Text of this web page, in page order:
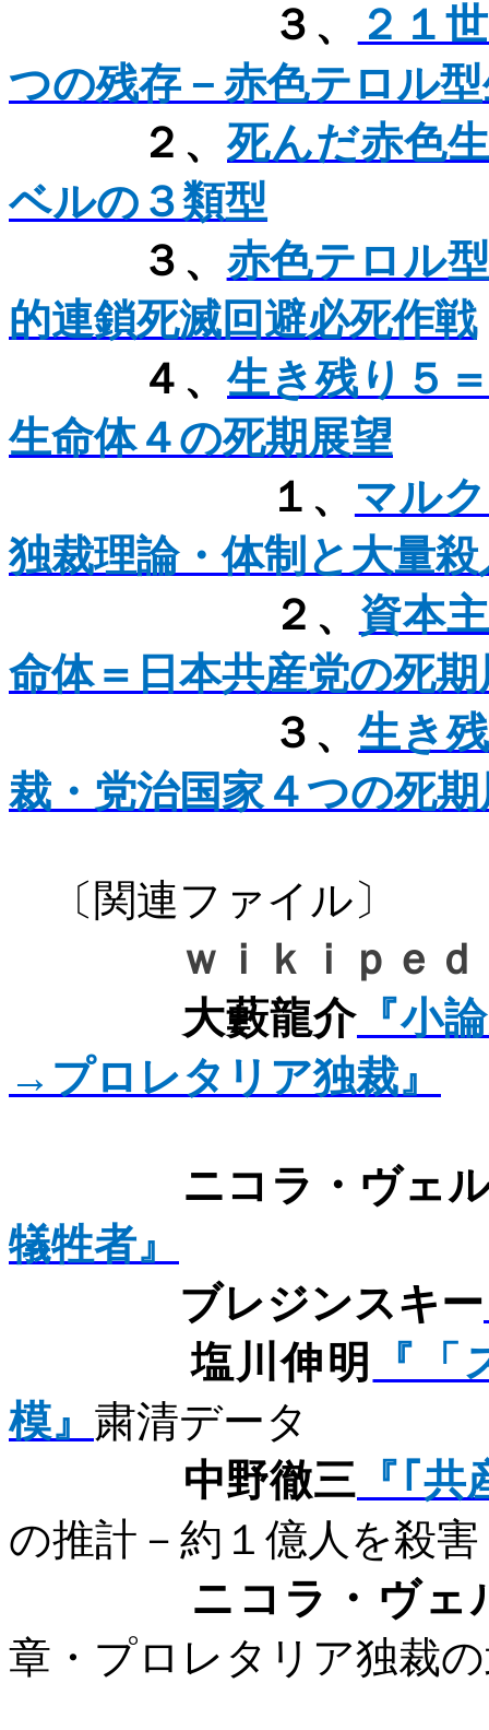
３、
２１
つの残存－赤色テロル
２、死んだ赤色
ベルの３類型
３、 赤色テロル
的連鎖死滅回避必死作戦
４、生き残り５
生命体４の死期展望
１、 マル
独裁理論・体制と大量
２、 資本
命体＝日本共産党の死期
３、生き
裁・党治国家４つの死
〔関連ファ
ｗｉｋｉｐｅ
大藪龍介『小
→プロレタリア独裁』
ニコラ・ヴェ
犠牲者』
ブレジンスキー
塩川伸明
『
模』 粛清データ
中野徹三 『｢
の推計－約１億人を殺害
ニコラ・ヴェ
章・ プロレタリア独裁